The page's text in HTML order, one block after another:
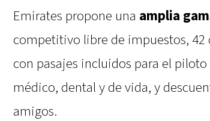
Emirates propone una amplia
competitivo libre de impuestos, 42
con pasajes incluidos para el
médico, dental y de vida, y
amigos.